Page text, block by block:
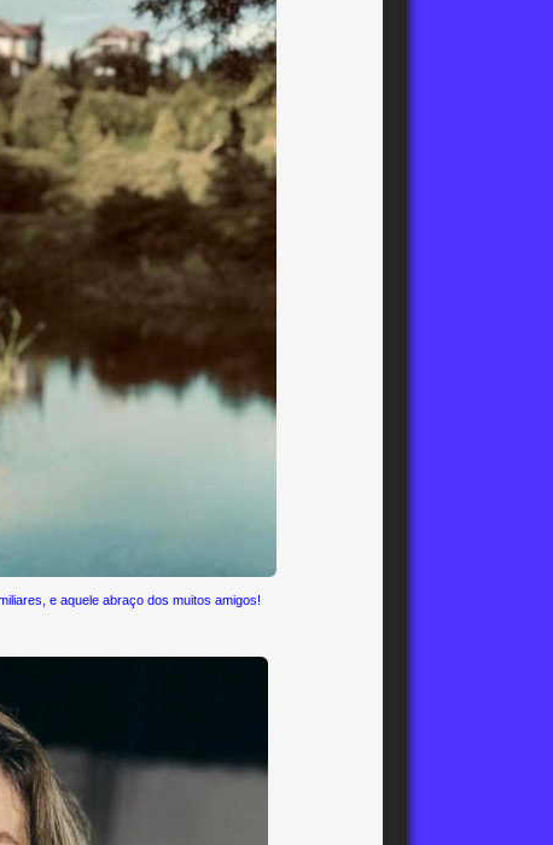
e aquele abraço dos muitos amigos!